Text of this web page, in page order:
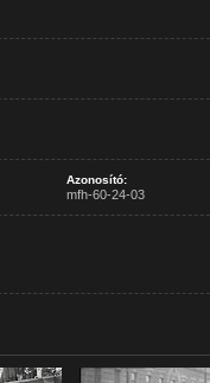
Azonosító:
mfh-60-24-03